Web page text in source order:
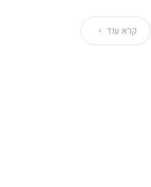
קרא עוד